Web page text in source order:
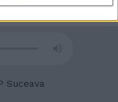
Suceava